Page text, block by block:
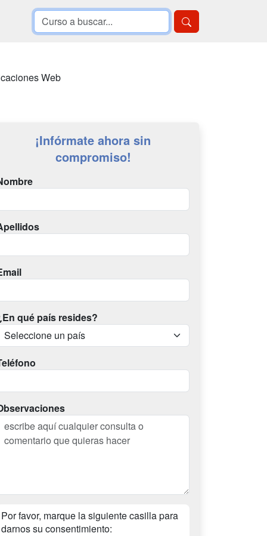
Web
¡Infórmate ahora sin
compromiso!
qué país resides?
Por favor, marque la siguiente casilla para
darnos su consentimiento: